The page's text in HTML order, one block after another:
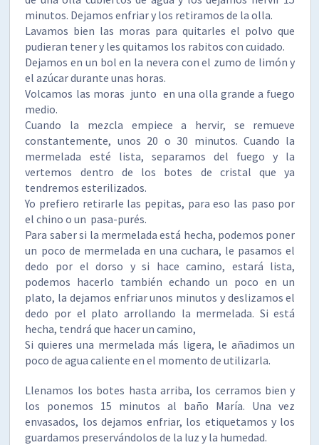
minutos. Dejamos enfriar y los retiramos de la olla.
Lavamos bien las moras para quitarles el polvo que
pudieran tener y les quitamos los rabitos con cuidado.
Dejamos en un bol en la nevera con el zumo de limón y
el azúcar durante unas horas.
Volcamos las moras junto en una olla grande a fuego
medio.
Cuando la mezcla empiece a hervir, se remueve
constantemente, unos 20 o 30 minutos. Cuando la
mermelada esté lista, separamos del fuego y la
vertemos dentro de los botes de cristal que ya
tendremos esterilizados.
Yo prefiero retirarle las pepitas, para eso las paso por
el chino o un pasa-purés.
Para saber si la mermelada está hecha, podemos poner
un poco de mermelada en una cuchara, le pasamos el
dedo por el dorso y si hace camino, estará lista,
podemos hacerlo también echando un poco en un
plato, la dejamos enfriar unos minutos y deslizamos el
dedo por el plato arrollando la mermelada. Si está
hecha, tendrá que hacer un camino,
Si quieres una mermelada más ligera, le añadimos un
poco de agua caliente en el momento de utilizarla.
Llenamos los botes hasta arriba, los cerramos bien y
los ponemos 15 minutos al baño María. Una vez
envasados, los dejamos enfriar, los etiquetamos y los
guardamos preservándolos de la luz y la humedad.